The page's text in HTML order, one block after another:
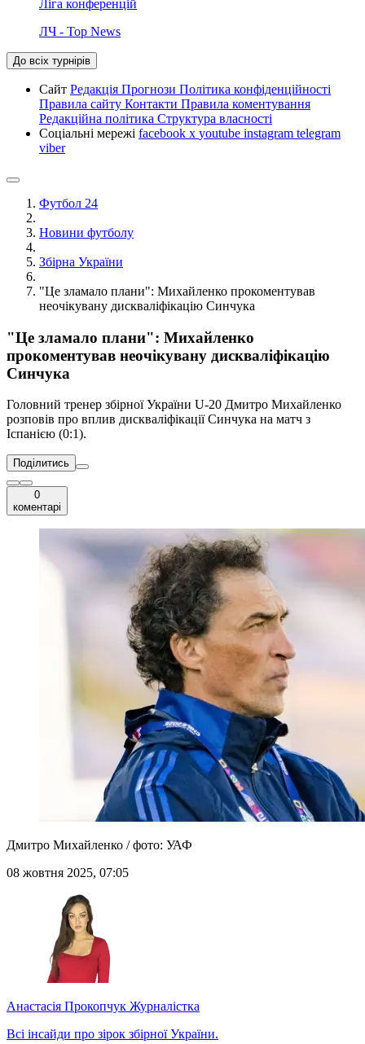
Ліга конференцій
ЛЧ - Top News
До всіх турнірів
Сайт Редакція Прогнози Політика конфіденційності
Правила сайту Контакти Правила коментування
Редакційна політика Структура власності
Соціальні мережі facebook x youtube instagram telegram
viber
Футбол 24
Новини футболу
Збірна України
"Це зламало плани": Михайленко прокоментував
неочікувану дискваліфікацію Синчука
"Це зламало плани": Михайленко
прокоментував неочікувану дискваліфікацію
Синчука
Головний тренер збірної України U-20 Дмитро Михайленко
розповів про вплив дискваліфікації Синчука на матч з
Іспанією (0:1).
Поділитись
0
коментарі
Дмитро Михайленко / фото: УАФ
08 жовтня 2025, 07:05
Анастасія Прокопчук Журналістка
Всі інсайди про зірок збірної України.